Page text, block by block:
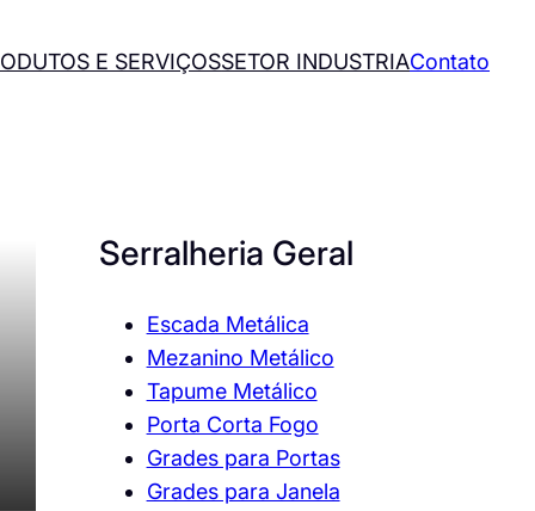
E SERVIÇOSSETOR INDUSTRIAContato
Serralheria Geral
Escada Metálica
Mezanino Metálico
Tapume Metálico
Porta Corta Fogo
Grades para Portas
Grades para Janela